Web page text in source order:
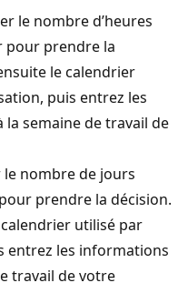
le nombre d’heures
pour prendre la
le calendrier
puis entrez les
semaine de travail de
le nombre de jours
prendre la décision.
utilisé par
entrez les informations
travail de votre